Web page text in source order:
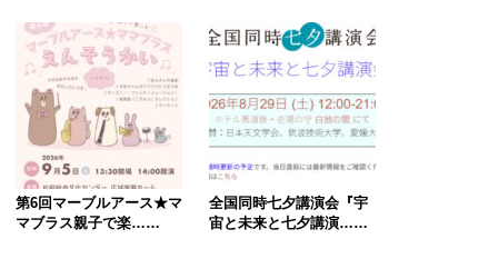
第6回マーブルアース★マ
マブラス親子で楽……
全国同時七夕講演会『宇
宙と未来と七夕講演……